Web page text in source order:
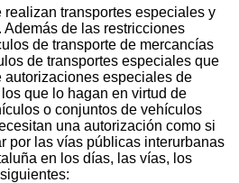
realizan transportes especiales y
de las restricciones
de transporte de mercancías
de transportes especiales que
autorizaciones especiales de
que lo hagan en virtud de
o conjuntos de vehículos
una autorización como si
por las vías públicas interurbanas
en los días, las vías, los